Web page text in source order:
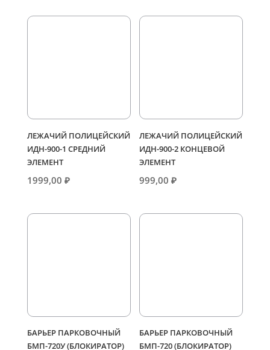
ЛЕЖАЧИЙ ПОЛИЦЕЙСКИЙ
ИДН-900-1 СРЕДНИЙ
ЭЛЕМЕНТ
1999,00 ₽
ЛЕЖАЧИЙ ПОЛИЦЕЙСКИЙ
ИДН-900-2 КОНЦЕВОЙ
ЭЛЕМЕНТ
999,00₽
БАРЬЕР ПАРКОВОЧНЫЙ
БМП-720У (БЛОКИРАТОР)
БАРЬЕР ПАРКОВОЧНЫЙ
БМП-720 (БЛОКИРАТОР)